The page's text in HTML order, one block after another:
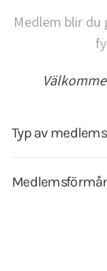
Medlem blir du
Typ av